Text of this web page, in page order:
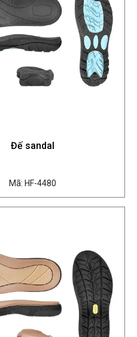
Đế sandal
Mã: HF-4480